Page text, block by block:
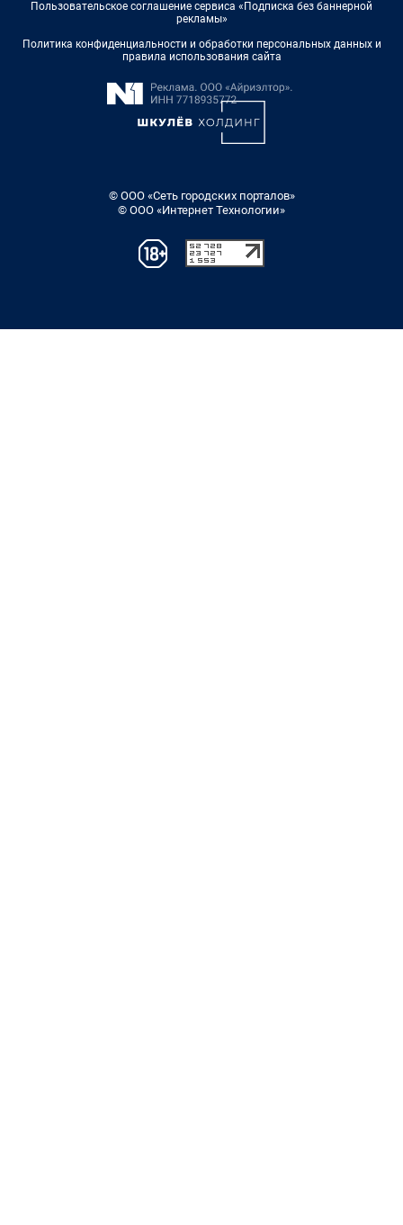
Пользовательское соглашение сервиса «Подписка без баннерной
рекламы»
Политика конфиденциальности и обработки персональных данных и
правила использования сайта
© ООО «Сеть городских порталов»
© ООО «Интернет Технологии»